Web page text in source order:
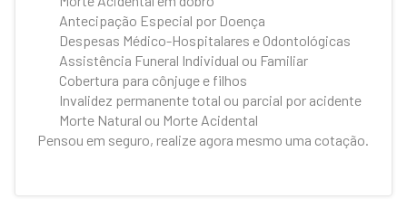
Antecipação Especial por Doença
Despesas Médico-Hospitalares e Odontológicas
Assistência Funeral Individual ou Familiar
Cobertura para cônjuge e filhos
Invalidez permanente total ou parcial por acidente
Morte Natural ou Morte Acidental
Pensou em seguro, realize agora mesmo uma cotação.